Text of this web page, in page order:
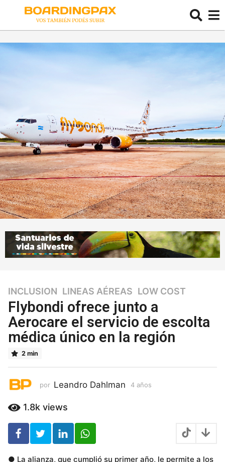
4
a
ñ
o
s
a
o
s
INCLUSION ,LINEAS AÉREAS ,LOW COST
Flybondi ofrece junto a
Aerocare el servicio de escolta
médica único en la región
2 min
por Leandro Dahlman 4 años
1.8k views
● La alianza, que cumplió su primer año, le permite a los